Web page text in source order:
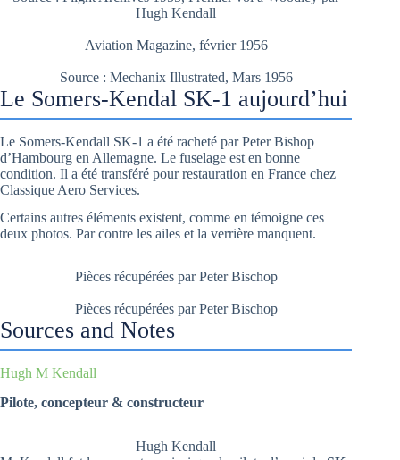
Hugh Kendall
Aviation Magazine, février 1956
Source : Mechanix Illustrated, Mars 1956
Le Somers-Kendal SK-1 aujourd’hui
Le Somers-Kendall SK-1 a été racheté par Peter Bishop
d’Hambourg en Allemagne. Le fuselage est en bonne
condition. Il a été transféré pour restauration en France chez
Classique Aero Services.
Certains autres éléments existent, comme en témoigne ces
deux photos. Par contre les ailes et la verrière manquent.
Pièces récupérées par Peter Bischop
Pièces récupérées par Peter Bischop
Sources and Notes
Hugh M Kendall
Pilote, concepteur & constructeur
Hugh Kendall